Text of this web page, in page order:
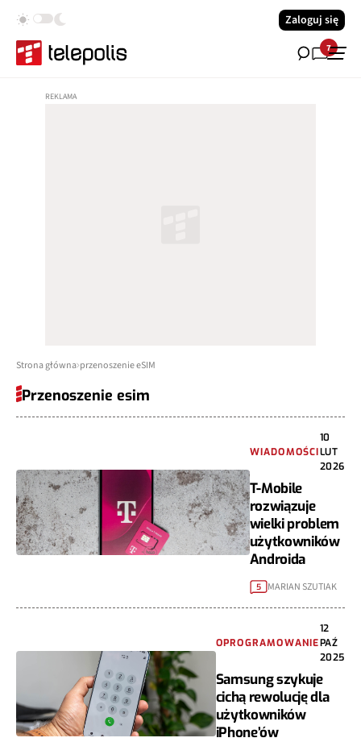
Zaloguj się
7
Strona główna przenoszenie eSIM
Przenoszenie esim
WIADOMOŚCI
10
LUT
2026
T-Mobile
rozwiązuje
wielki problem
użytkowników
Androida
5 MARIAN SZUTIAK
OPROGRAMOWANIE
12
PAŹ
2025
Samsung szykuje
cichą rewolucję dla
użytkowników
iPhone’ów